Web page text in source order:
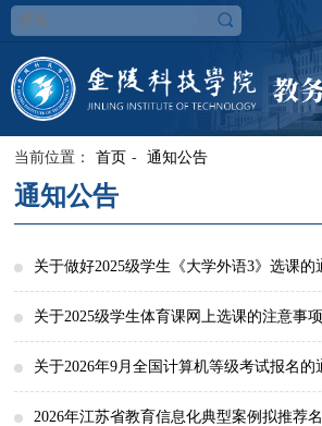
当前位置： 首页 - 通知公告
通知公告
关于做好2025级学生《大学外语3》选课的
各学院：根据安排，本学期2025级学生《大
设，主要分为提高拓展类课程和基础类课程
生自主网上选课，现将选课事项通知如下：
关于2025级学生体育课网上选课的注意事项
各学院：为确保2025级学生体育选项能够有
院务必通知相关学生在规定时间内完成选课
关于2026年9月全国计算机等级考试报名的
各学院：根据《省教育考试院关于做好2026
2026年江苏省教育信息化典型案例拟推荐